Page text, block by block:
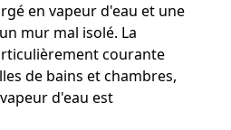
en vapeur d'eau et une
mur mal isolé. La
courante
de bains et chambres,
d'eau est